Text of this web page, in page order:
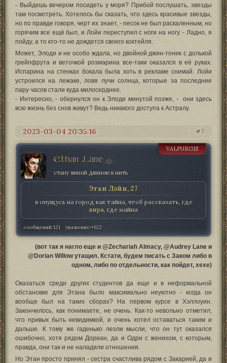
- Выйдешь вечером посидеть у моря? Прибой послушать, звезды
там посмотреть. Хотелось бы сказать, что здесь красивые звезды,
но по правде говоря, черт их знает, - песок не был раскаленным, но
горячим все ещё был, и Лойи переступил с ноги на ногу. - Ладно, я
пойду, а то кто-то не дождется своего коктейля.
Может, Элоди и не особо ждала, но двойной джин-тоник с долькой
грейпфрута и веточкой розмарина все-таки оказался в её руках.
Испарина на стенках бокала была хоть в рекламе снимай. Лойи
устроился на лежаке, ловя лучи солнца, которые за последние
пару часов стали куда милосерднее.
- Интересно, - обернулся он к Элоди минутой позже, - они здесь
всю жизнь без снов живут? Ведь никакого доступа к Астралу.
7
2023-03-04 20:35:16
Ethan Lane
VALPURGIS
стану виной длиною в нить
Этан Лэйн, 27
я опущусь на город как тайна, чтоб рассказать, где
вира , где майна
сообщений:121 уважение:+122
(вот так я нагло еще и @Zechariah Almacy, @Audrey Lane и
@Dorian Willow утащил. Кстати, будем писать с Заком либо в
одном, либо по отдельности, как пойдет, хехе)
Оказаться среди других студентов да еще и в неформальной
обстановке для Этана было максимально неуютно - когда он
вообще был на таких сборах? На первом курсе в Хэллоуин.
Закончилось, как понимаете, не очень. Как-то невольно отметил,
что привык быть невидимкой, и очень хотел оставаться таким и
дальше. К тому же гаденько лезли мысли, что он тут оказался
ошибочно, хотя рядом Дориан, да и Одри с женихом, с которым,
правда, они так и не наладили отношения.
Но Этан просто принял - сестра счастлива рядом с Закарией, да и